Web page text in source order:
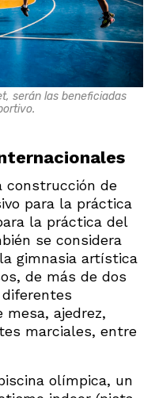
serán las beneficiadas
construcción de
para la práctica
la práctica del
se considera
gimnasia artística
de más de dos
ajedrez,
marciales, entre
olímpica, un